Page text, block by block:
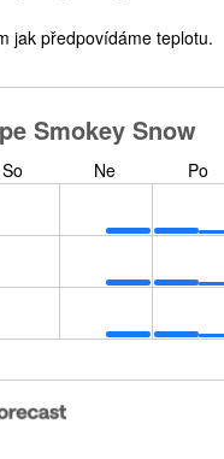
jak předpovídáme teplotu.